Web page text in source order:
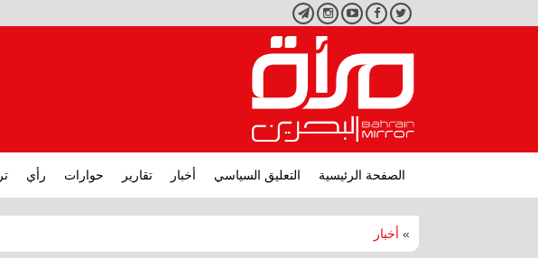
تويتر فيسبوكيوتيوبانستجرامتليجرام
الصفحة الرئيسية التعليق السياسي أخبار تقارير حوارات رأي
» أخبار